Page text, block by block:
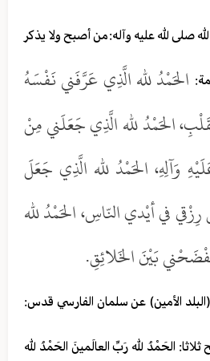
صلى لله عليه وآله:من أصبح ولا يذكر
الحَمْدُ لله الَّذِي عَرَّفَني نَفْسَهُ
الحَمْدُ لله الَّذِي جَعَلَني مِنْ
وَآلِهِ، الحَمْدُ لله الَّذِي جَعَلَ
في أيْدي النّاسِ، الحَمْدُ لله
بَيْنَ الخَلائِقِ.
الأمين) عن سلمان الفارسي قدس:
الحَمْدُ لله رَبِّ العالَمينَ الحَمْدُ لله